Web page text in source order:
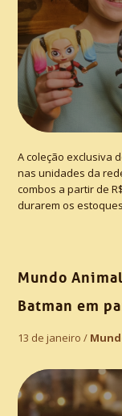
A coleção exclusiva
nas unidades da
combos a partir de
durarem os
Mundo
Batman em
13 de janeiro /